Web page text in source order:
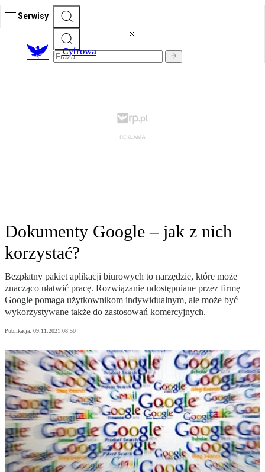
Serwisy
Cyfrowa
Dokumenty Google – jak z nich
korzystać?
Bezpłatny pakiet aplikacji biurowych to narzędzie, które może
znacząco ułatwić pracę. Rozwiązanie udostępniane przez firmę
Google pomaga użytkownikom indywidualnym, ale może być
wykorzystywane także do zastosowań komercyjnych.
Publikacja: 09.11.2021 08:50